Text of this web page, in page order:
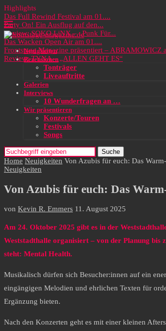
Highlights
Das Full Rewind Festival am 01....
Party On! Ein Ausflug auf den...
Review: SOKO LiNX – „Punk Für...
Das Wacken Open Air am 01....
Frontstage Magazine präsentiert – ABRAMOWICZ
Review: TYNA – „ALLEN GEHT ES“
Neuigkeiten
Rezensionen
Tonträger
Liveauftritte
Galerien
Interviews
10 Wunderfragen an …
Wir präsentieren
Konzerte/Touren
Festivals
Songs
Suche
Home Neuigkeiten Von Azubis für euch: Das
Neuigkeiten
Von Azubis für euch: Das
von Kevin R. Emmers 11. August 2025
Am 24. Oktober 2025 gibt es in der
Weststadthalle organisiert – von der Planung
steht: Mental Health.
Musikalisch dürfen sich Besucher:innen auf ein
eingängigen Melodien und ehrlichen Texten für
Ergänzung bieten.
Nach den Konzerten geht es mit einer kleinen